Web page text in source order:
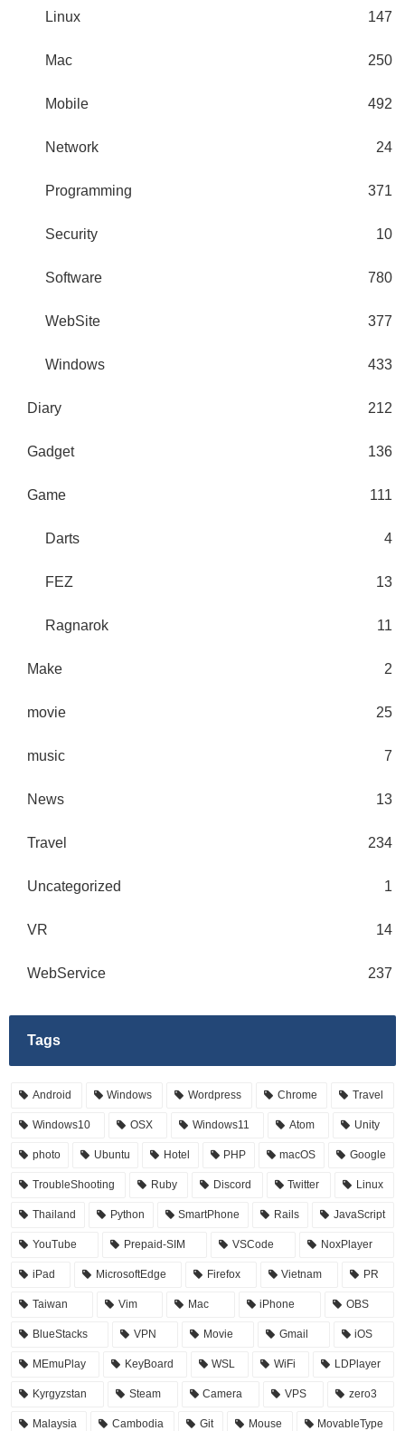
Linux 147
Mac 250
Mobile 492
Network 24
Programming 371
Security 10
Software 780
WebSite 377
Windows 433
Diary 212
Gadget 136
Game 111
Darts 4
FEZ 13
Ragnarok 11
Make 2
movie 25
music 7
News 13
Travel 234
Uncategorized 1
VR 14
WebService 237
Tags
Android Windows Wordpress Chrome Travel
Windows10 OSX Windows11 Atom Unity
photo Ubuntu Hotel PHP macOS Google
TroubleShooting Ruby Discord Twitter Linux
Thailand Python SmartPhone Rails JavaScript
YouTube Prepaid-SIM VSCode NoxPlayer
iPad MicrosoftEdge Firefox Vietnam PR
Taiwan Vim Mac iPhone OBS
BlueStacks VPN Movie Gmail iOS
MEmuPlay KeyBoard WSL WiFi LDPlayer
Kyrgyzstan Steam Camera VPS zero3
Malaysia Cambodia Git Mouse MovableType